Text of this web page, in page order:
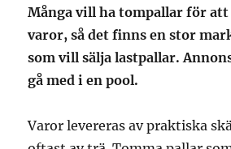
Många vill ha tompallar för att
varor, så det finns en stor
som vill sälja lastpallar.
gå med i en pool.
Varor levereras av praktiska